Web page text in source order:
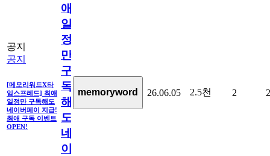
공지
공지
[메모리워드X타
임스프레드] 최애
일정만 구독해도
네이버페이 지급!
최애 구독 이벤트
OPEN!
애
일
정
만
구
독
해
도
네
이
memoryword 26.06.05 2.5천 2 2